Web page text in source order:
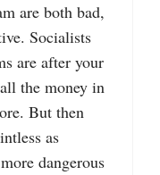
are both bad,
Socialists
are after your
the money in
But then
as
dangerous